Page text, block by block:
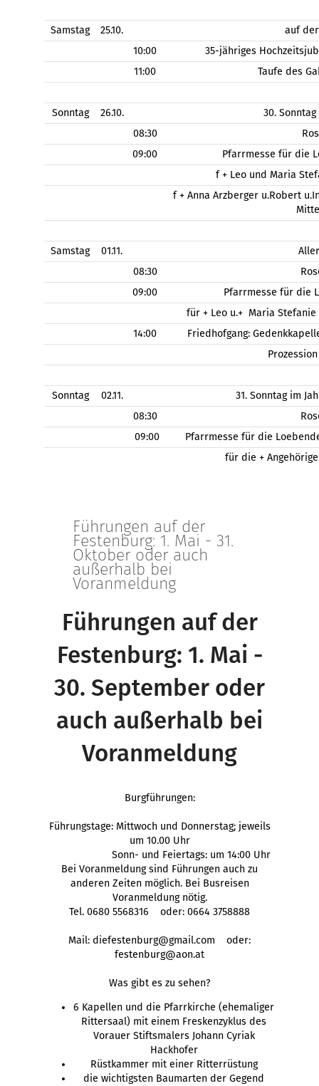
Samstag 25.10.
auf
10:00
35-jähriges
11:00
Taufe des
Sonntag 26.10.
30.
08:30
09:00
Pfarrmesse für die
f + Leo und Maria
f + Anna Arzberger u.Robert
Samstag 01.11.
08:30
09:00
Pfarrmesse für die
für + Leo u.+ Maria
14:00
Friedhofgang:
Sonntag 02.11.
31. Sonntag im
08:30
09:00
Pfarrmesse für die
für die +
Führungen auf der
Festenburg: 1. Mai - 31.
Oktober oder auch
außerhalb bei
Voranmeldung
Führungen auf der
Festenburg: 1. Mai -
30. September oder
auch außerhalb bei
Voranmeldung
Burgführungen:
Führungstage: Mittwoch und Donnerstag; jeweils
um 10.00 Uhr
Sonn- und Feiertags: um 14:00 Uhr
Bei Voranmeldung sind Führungen auch zu
anderen Zeiten möglich. Bei Busreisen
Voranmeldung nötig.
Tel. 0680 5568316 oder: 0664 3758888
Mail: diefestenburg@gmail.com oder:
festenburg@aon.at
Was gibt es zu sehen?
6 Kapellen und die Pfarrkirche (ehemaliger
Rittersaal) mit einem Freskenzyklus des
Vorauer Stiftsmalers Johann Cyriak
Hackhofer
Rüstkammer mit einer Ritterrüstung
die wichtigsten Baumarten der Gegend